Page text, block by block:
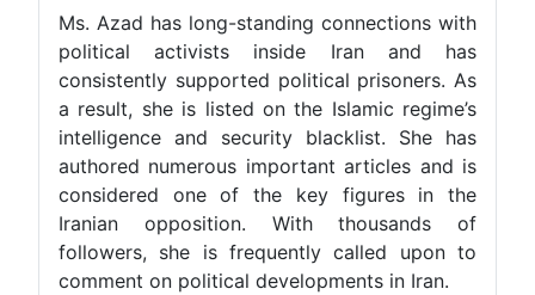
Ms. Azad has long-standing connections with
political activists inside Iran and has
consistently supported political prisoners. As
a result, she is listed on the Islamic regime’s
intelligence and security blacklist. She has
authored numerous important articles and is
considered one of the key figures in the
Iranian opposition. With thousands of
followers, she is frequently called upon to
comment on political developments in Iran.